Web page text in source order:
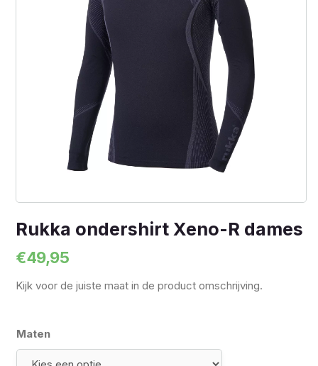
Rukka ondershirt Xeno-R dames
€49,95
Kijk voor de juiste maat in de product omschrijving.
Maten